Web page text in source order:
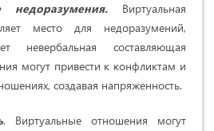
недоразумения. Виртуальная
место для недоразумений,
невербальная составляющая
могут привести к конфликтам и
создавая напряженность.
. Виртуальные отношения могут